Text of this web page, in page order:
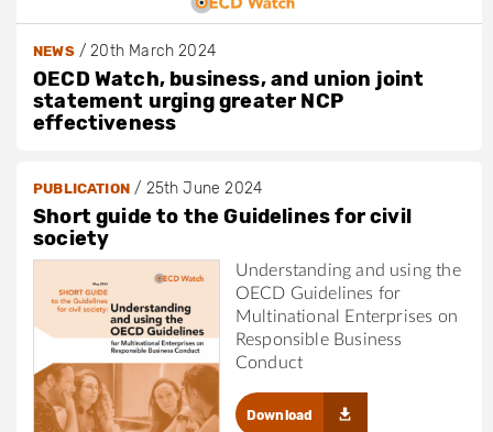
NEWS/20th March 2024
OECD Watch, business, and union joint
statement urging greater NCP
effectiveness
PUBLICATION/ 25th June 2024
Short guide to the Guidelines for civil
society
Understanding and using the
OECD Guidelines for
Multinational Enterprises on
Responsible Business
Conduct
Download